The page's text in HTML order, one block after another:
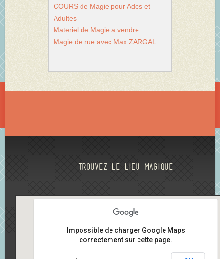
COURS de Magie pour Ados et
Adultes
Materiel de Magie a vendre
Magie de rue avec Max ZARGAL
Trouvez le lieu magique
Impossible de charger Google Maps
correctement sur cette page.